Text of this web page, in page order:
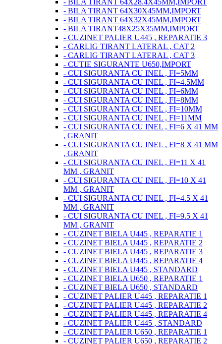
- BILA TIRANT 64X28.4X45MM,IMPORT
- BILA TIRANT 64X30X45MM,IMPORT
- BILA TIRANT 64X32X45MM,IMPORT
- BILA TIRANT48X25X35MM,IMPORT
- CUZINET PALIER U445 , REPARATIE 3
- CARLIG TIRANT LATERAL , CAT 2
- CARLIG TIRANT LATERAL , CAT 3
- CUTIE SIGURANTE U650,IMPORT
- CUI SIGURANTA CU INEL , FI=5MM
- CUI SIGURANTA CU INEL , FI=4.5MM
- CUI SIGURANTA CU INEL , FI=6MM
- CUI SIGURANTA CU INEL , FI=8MM
- CUI SIGURANTA CU INEL , FI=10MM
- CUI SIGURANTA CU INEL , FI=11MM
- CUI SIGURANTA CU INEL , FI=6 X 41 MM
, GRANIT
- CUI SIGURANTA CU INEL , FI=8 X 41 MM
, GRANIT
- CUI SIGURANTA CU INEL , FI=11 X 41
MM , GRANIT
- CUI SIGURANTA CU INEL , FI=10 X 41
MM , GRANIT
- CUI SIGURANTA CU INEL , FI=4.5 X 41
MM , GRANIT
- CUI SIGURANTA CU INEL , FI=9.5 X 41
MM , GRANIT
- CUZINET BIELA U445 , REPARATIE 1
- CUZINET BIELA U445 , REPARATIE 2
- CUZINET BIELA U445 , REPARATIE 3
- CUZINET BIELA U445 , REPARATIE 4
- CUZINET BIELA U445 , STANDARD
- CUZINET BIELA U650 , REPARATIE 1
- CUZINET BIELA U650 , STANDARD
- CUZINET PALIER U445 , REPARATIE 1
- CUZINET PALIER U445 , REPARATIE 2
- CUZINET PALIER U445 , REPARATIE 4
- CUZINET PALIER U445 , STANDARD
- CUZINET PALIER U650 , REPARATIE 1
- CUZINET PALIER U650 , REPARATIE 2